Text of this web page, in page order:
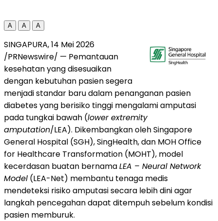
A A A
SINGAPURA, 14 Mei 2026
/PRNewswire/ — Pemantauan
kesehatan yang disesuaikan
dengan kebutuhan pasien segera
menjadi standar baru dalam penanganan pasien
diabetes yang berisiko tinggi mengalami amputasi
pada tungkai bawah (lower extremity
amputation/LEA). Dikembangkan oleh Singapore
General Hospital (SGH), SingHealth, dan MOH Office
for Healthcare Transformation (MOHT), model
kecerdasan buatan bernamaLEA – Neural Network
Model (LEA-Net) membantu tenaga medis
mendeteksi risiko amputasi secara lebih dini agar
langkah pencegahan dapat ditempuh sebelum kondisi
pasien memburuk.